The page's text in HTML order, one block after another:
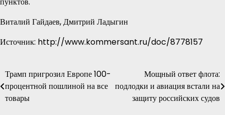
Виталий Гайдаев, Дмитрий Ладыгин
Источник: http://www.kommersant.ru/doc/8778157
Навигация
по
Трамп пригрозил Европе 100-
процентной пошлиной на все
товары
Мощный ответ флота:
подлодки и авиация встали на
защиту российских судов